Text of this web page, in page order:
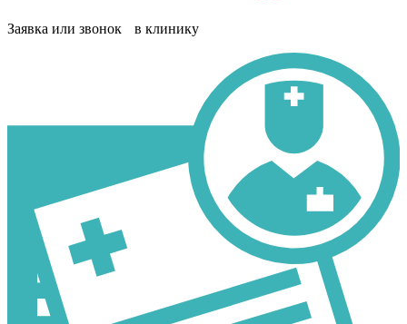
Заявка или звонок в клинику